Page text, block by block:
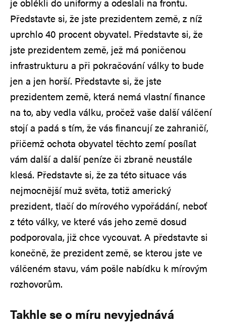
Představte si, že jste prezidentem země, z níž
uprchlo 40 procent obyvatel. Představte si, že
jste prezidentem země, jež má poničenou
infrastrukturu a při pokračování války to bude
jen a jen horší. Představte si, že jste
prezidentem země, která nemá vlastní finance
na to, aby vedla válku, pročež vaše další válčení
stojí a padá s tím, že vás financují ze zahraničí,
přičemž ochota obyvatel těchto zemí posílat
vám další a další peníze či zbraně neustále
klesá. Představte si, že za této situace vás
nejmocnější muž světa, totiž americký
prezident, tlačí do mírového vypořádání, neboť
z této války, ve které vás jeho země dosud
podporovala, již chce vycouvat. A představte si
konečně, že prezident země, se kterou jste ve
válčeném stavu, vám pošle nabídku k mírovým
rozhovorům.
Takhle se o míru nevyjednává